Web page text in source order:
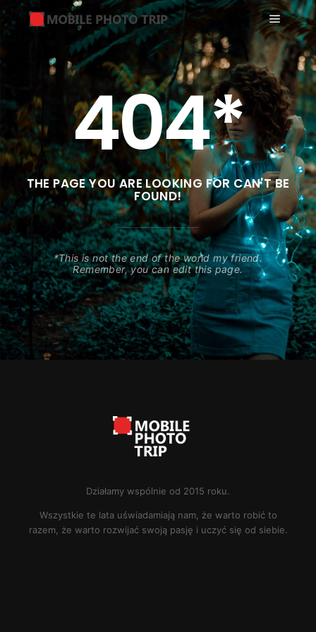
404*
THE PAGE YOU ARE LOOKING FOR CAN'T BE
FOUND!
*This is not the end of the world my friend.
Remember, you can edit this page.
Działamy wspólnie od 2015 roku.
Wszystkie te lata uświadamiają nam, że warto robić to
razem, że warto rozwijać swoją pasję i uczyć się od siebie.